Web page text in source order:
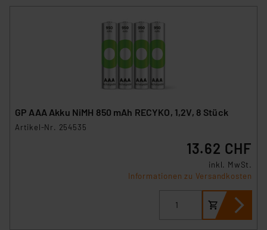
GP AAA Akku NiMH 850 mAh RECYKO, 1,2V, 8 Stück
Artikel-Nr. 254535
13.62 CHF
inkl. MwSt.
Informationen zu Versandkosten